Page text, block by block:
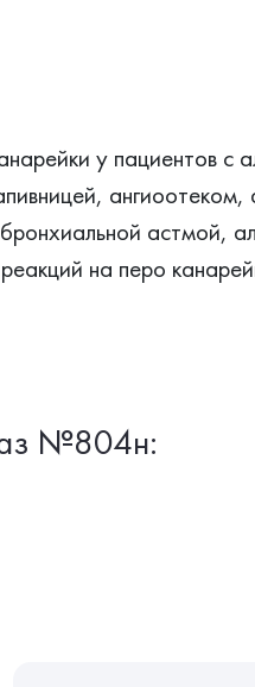
у пациентов с
ангиоотеком,
астмой,
на перо
№804н: